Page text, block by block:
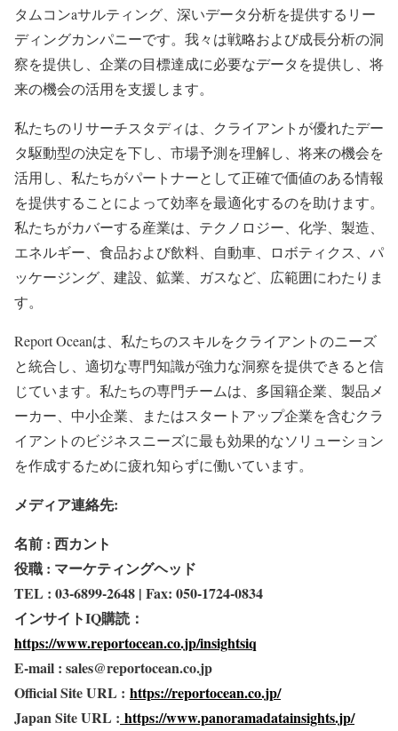
タムコンaサルティング、深いデータ分析を提供するリー
ディングカンパニーです。我々は戦略および成長分析の洞
察を提供し、企業の目標達成に必要なデータを提供し、将
来の機会の活用を支援します。
私たちのリサーチスタディは、クライアントが優れたデー
タ駆動型の決定を下し、市場予測を理解し、将来の機会を
活用し、私たちがパートナーとして正確で価値のある情報
を提供することによって効率を最適化するのを助けます。
私たちがカバーする産業は、テクノロジー、化学、製造、
エネルギー、食品および飲料、自動車、ロボティクス、パ
ッケージング、建設、鉱業、ガスなど、広範囲にわたりま
す。
Report Oceanは、私たちのスキルをクライアントのニーズ
と統合し、適切な専門知識が強力な洞察を提供できると信
じています。私たちの専門チームは、多国籍企業、製品メ
ーカー、中小企業、またはスタートアップ企業を含むクラ
イアントのビジネスニーズに最も効果的なソリューション
を作成するために疲れ知らずに働いています。
メディア連絡先:
名前 : 西カント
役職 : マーケティングヘッド
TEL : 03-6899-2648 | Fax: 050-1724-0834
インサイトIQ購読：
https://www.reportocean.co.jp/insightsiq
E-mail : sales@reportocean.co.jp
Official Site URL : https://reportocean.co.jp/
Japan Site URL : https://www.panoramadatainsights.jp/